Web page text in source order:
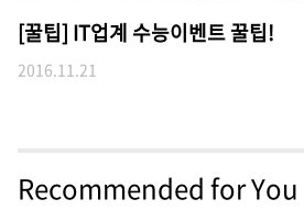
[꿀팁] IT업계 수능이벤트 꿀팁!
2016.11.21
Recommended for You